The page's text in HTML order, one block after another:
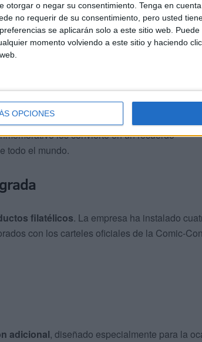
otorgar o negar su consentimiento. Tenga en
no requerir de su consentimiento, pero usted
se aplicarán solo a este sitio web.
momento volviendo a este sitio y haciendo
OPCIONES
Comic-Con
En total, se han puesto en circulación
como internacionales.
han sido gestionados a través de la
los convierte en un recuerdo
todo el mundo.
filatélicos. La empresa ha instalado
con los carteles oficiales de la Comic-
adicional, diseñado especialmente para la